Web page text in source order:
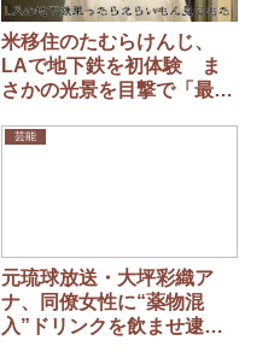
米移住のたむらけんじ、
LAで地下鉄を初体験 ま
さかの光景を目撃で「最悪
芸能
元琉球放送・大坪彩織ア
ナ、同僚女性に“薬物混
入”ドリンクを飲ませ逮